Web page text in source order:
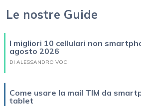
Le nostre Guide
I migliori 10 cellulari non
agosto 2026
DI ALESSANDRO VOCI
Come usare la mail TIM da
tablet